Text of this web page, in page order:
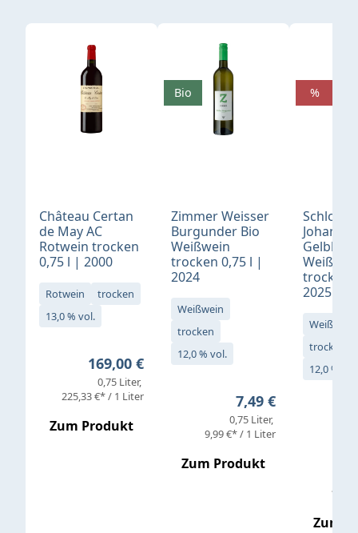
Produktgalerie überspringen
Château Certan
de May AC
Rotwein trocken
0,75 l | 2000
Rotwein
trocken
13,0 % vol.
Regulärer Preis:
169,00 €
0,75 Liter
225,33 €* / 1 Liter
Zum Produkt
Zimmer Weisser
Burgunder Bio
Weißwein
trocken 0,75 l |
2024
Weißwein
trocken
12,0 % vol.
Regulärer Preis:
7,49 €
0,75 Liter
9,99 €* / 1 Liter
Zum Produkt
Bio
Schloß
Gelblack
trocken
2025
Weißwein
trocken
12,0 % vol.
Zum
%